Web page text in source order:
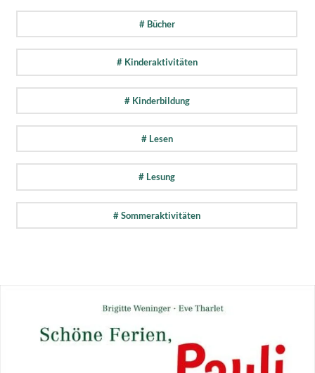
# Bücher
# Kinderaktivitäten
# Kinderbildung
# Lesen
# Lesung
# Sommeraktivitäten